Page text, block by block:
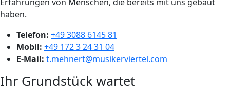
haben.
Telefon: +49 3088 6145 81
Mobil: +49 172 3 24 31 04
E-Mail: t.mehnert@musikerviertel.com
Ihr Grundstück wartet